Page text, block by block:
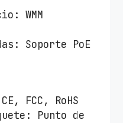
WMM
Soporte PoE
FCC, RoHS
Punto de